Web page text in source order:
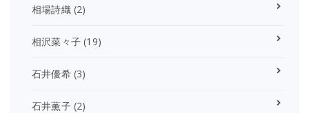
相場詩織(2)
相沢菜々子 (19)
石井優希(3)
石井薫子(2)